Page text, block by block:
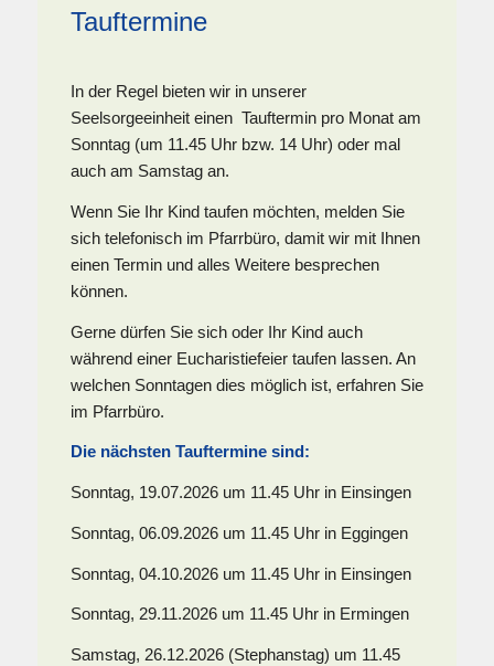
Tauftermine
In der Regel bieten wir in unserer
Seelsorgeeinheit einen Tauftermin pro Monat am
Sonntag (um 11.45 Uhr bzw. 14 Uhr) oder mal
auch am Samstag an.
Wenn Sie Ihr Kind taufen möchten, melden Sie
sich telefonisch im Pfarrbüro, damit wir mit Ihnen
einen Termin und alles Weitere besprechen
können.
Gerne dürfen Sie sich oder Ihr Kind auch
während einer Eucharistiefeier taufen lassen. An
welchen Sonntagen dies möglich ist, erfahren Sie
im Pfarrbüro.
Die nächsten Tauftermine sind:
Sonntag, 19.07.2026 um 11.45 Uhr in Einsingen
Sonntag, 06.09.2026 um 11.45 Uhr in Eggingen
Sonntag, 04.10.2026 um 11.45 Uhr in Einsingen
Sonntag, 29.11.2026 um 11.45 Uhr in Ermingen
Samstag, 26.12.2026 (Stephanstag) um 11.45